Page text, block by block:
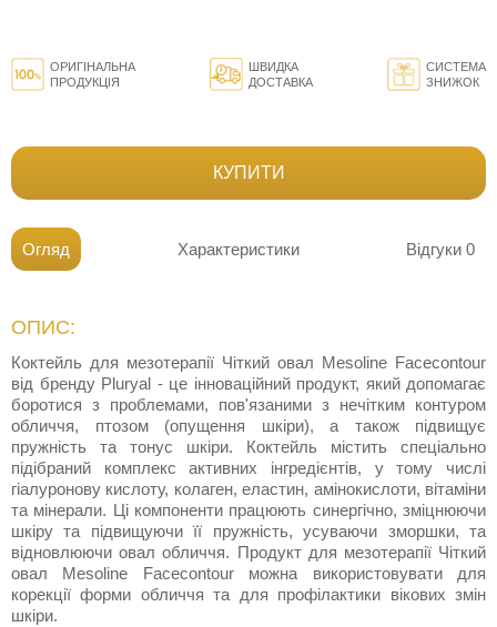
ОРИГІНАЛЬНА
ПРОДУКЦІЯ
ШВИДКА
ДОСТАВКА
СИСТЕМА
ЗНИЖОК
КУПИТИ
Огляд Характеристики Відгуки 0
ОПИС:
Коктейль для мезотерапії Чіткий овал Mesoline Facecontour
від бренду Pluryal - це інноваційний продукт, який допомагає
боротися з проблемами, пов'язаними з нечітким контуром
обличчя, птозом (опущення шкіри), а також підвищує
пружність та тонус шкіри. Коктейль містить спеціально
підібраний комплекс активних інгредієнтів, у тому числі
гіалуронову кислоту, колаген, еластин, амінокислоти, вітаміни
та мінерали. Ці компоненти працюють синергічно, зміцнюючи
шкіру та підвищуючи її пружність, усуваючи зморшки, та
відновлюючи овал обличчя. Продукт для мезотерапії Чіткий
овал Mesoline Facecontour можна використовувати для
корекції форми обличчя та для профілактики вікових змін
шкіри.